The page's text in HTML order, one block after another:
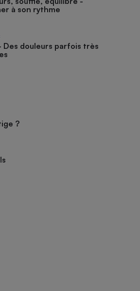
à son rythme
Des douleurs parfois très
?